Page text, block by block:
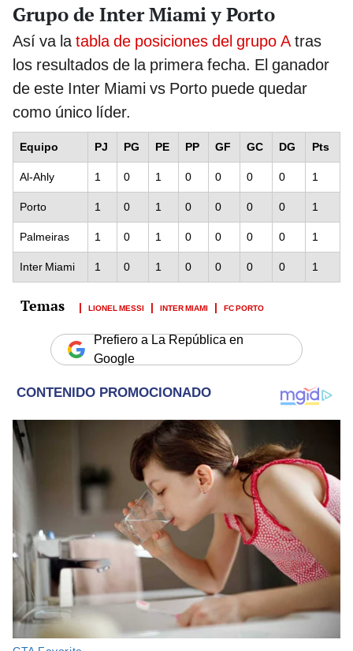
Grupo de Inter Miami y Porto
Así va latabla de posiciones del grupo Atras
los resultados de la primera fecha. El ganador
de este Inter Miami vs Porto puede quedar
como único líder.
Equipo PJ PG PE PP GF GC DG Pts
Al-Ahly 1 0 1 0 0 0 0 1
Porto 1 0 1 0 0 0 0 1
Palmeiras 1 0 1 0 0 0 0 1
Inter Miami 1 0 1 0 0 0 0 1
LIONEL MESSI INTER MIAMI FC PORTO
Prefiero a La República en
Google